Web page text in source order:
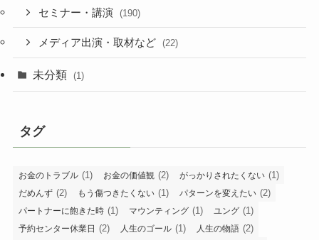
セミナー・講演 (190)
メディア出演・取材など (22)
未分類 (1)
タグ
お金のトラブル (1) お金の価値観 (2) がっかりされたくない (1)
だめんず (2) もう傷つきたくない (1) パターンを変えたい (2)
パートナーに飽きた時 (1) マウンティング (1) ユング (1)
予約センター休業日 (2) 人生のゴール (1) 人生の物語 (2)